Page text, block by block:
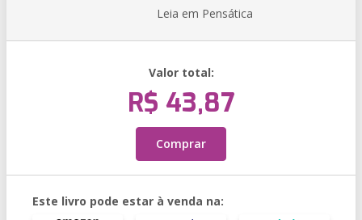
Leia em Pensática
Valor total:
R$ 43,87
Comprar
Este livro pode estar à venda na: